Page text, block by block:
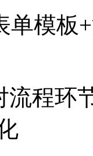
单模板
流程环